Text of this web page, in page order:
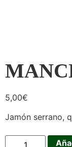
5,00€
Jamón serrano,